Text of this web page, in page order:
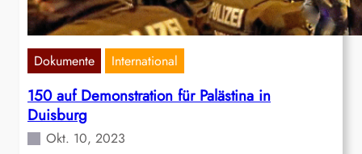
Dokumente International
150 auf Demonstration für Palästina in
Duisburg
Okt. 10, 2023